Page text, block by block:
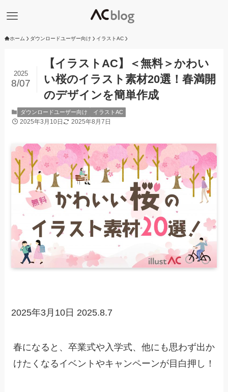
ホーム ダウンロードユーザー向け イラストAC
【イラストAC】＜無料＞かわい
い桜のイラスト素材20選！春満開
のデザインを簡単作成
2025
8/07
ダウンロードユーザー向け イラストAC
2025年3月10日 2025年8月7日
2025年3月10日 2025.8.7
春になると、卒業式や入学式、他にも思わず出か
けたくなるイベントやキャンペーンが目白押し！